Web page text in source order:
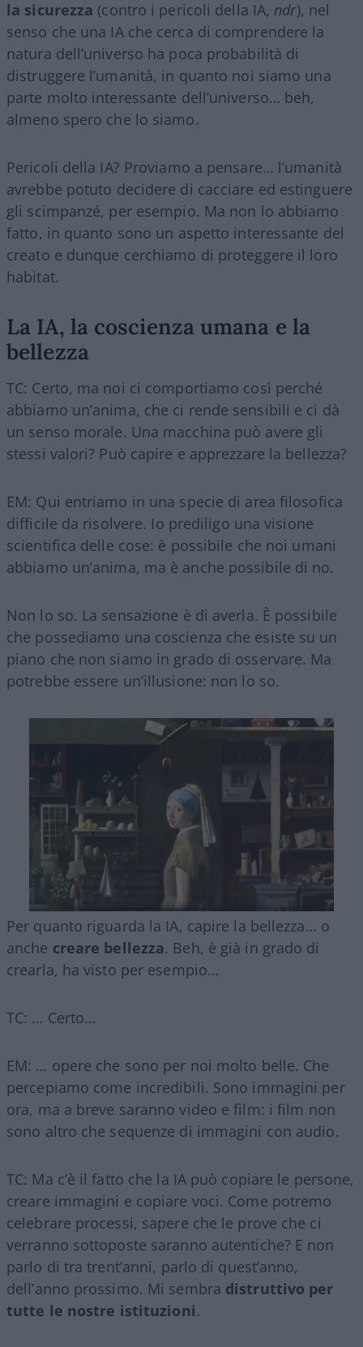
la sicurezza (contro i pericoli della IA, ndr), nel
senso che una IA che cerca di comprendere la
natura dell’universo ha poca probabilità di
distruggere l’umanità, in quanto noi siamo una
parte molto interessante dell’universo… beh,
almeno spero che lo siamo.
Pericoli della IA? Proviamo a pensare… l’umanità
avrebbe potuto decidere di cacciare ed estinguere
gli scimpanzé, per esempio. Ma non lo abbiamo
fatto, in quanto sono un aspetto interessante del
creato e dunque cerchiamo di proteggere il loro
habitat.
La IA, la coscienza umana e la
bellezza
TC: Certo, ma noi ci comportiamo così perché
abbiamo un’anima, che ci rende sensibili e ci dà
un senso morale. Una macchina può avere gli
stessi valori? Può capire e apprezzare la bellezza?
EM: Qui entriamo in una specie di area filosofica
difficile da risolvere. Io prediligo una visione
scientifica delle cose: è possibile che noi umani
abbiamo un’anima, ma è anche possibile di no.
Non lo so. La sensazione è di averla. È possibile
che possediamo una coscienza che esiste su un
piano che non siamo in grado di osservare. Ma
potrebbe essere un’illusione: non lo so.
Per quanto riguarda la IA, capire la bellezza… o
anche creare bellezza. Beh, è già in grado di
crearla, ha visto per esempio…
TC: … Certo…
EM: … opere che sono per noi molto belle. Che
percepiamo come incredibili. Sono immagini per
ora, ma a breve saranno video e film: i film non
sono altro che sequenze di immagini con audio.
TC: Ma c’è il fatto che la IA può copiare le persone,
creare immagini e copiare voci. Come potremo
celebrare processi, sapere che le prove che ci
verranno sottoposte saranno autentiche? E non
parlo di tra trent’anni, parlo di quest’anno,
dell’anno prossimo. Mi sembra distruttivo per
tutte le nostre istituzioni.